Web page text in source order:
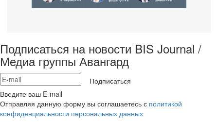
Подписаться на новости BIS Journal /
Медиа группы Авангард
Подписаться
Введите ваш E-mail
Отправляя данную форму вы соглашаетесь с политикой
конфиденциальности персональных данных